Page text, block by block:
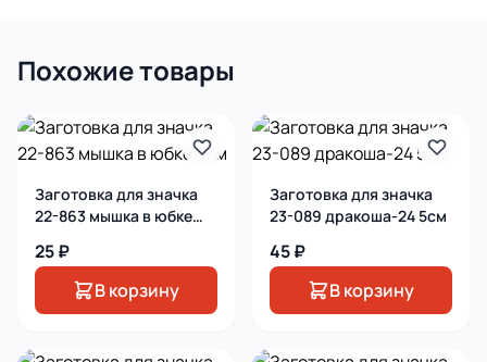
Похожие товары
Заготовка для значка
22-863 мышка в юбке
25 ₽
В корзину
Заготовка для значка
23-089 дракоша-24 5см
45 ₽
В корзину